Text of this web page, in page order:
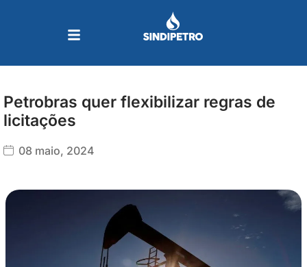
Petrobras quer flexibilizar regras de
licitações
08 maio, 2024